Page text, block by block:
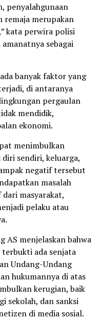
penyalahgunaan
remaja merupakan
kata perwira polisi
sebagai
banyak faktor yang
di antaranya
pergaulan
mendidik,
ekonomi.
menimbulkan
sendiri, keluarga,
negatif tersebut
masalah
masyarakat,
pelaku atau
AS menjelaskan bahwa
ada senjata
Undang-Undang
hukumannya di atas
kerugian, baik
sekolah, dan sanksi
di media sosial.